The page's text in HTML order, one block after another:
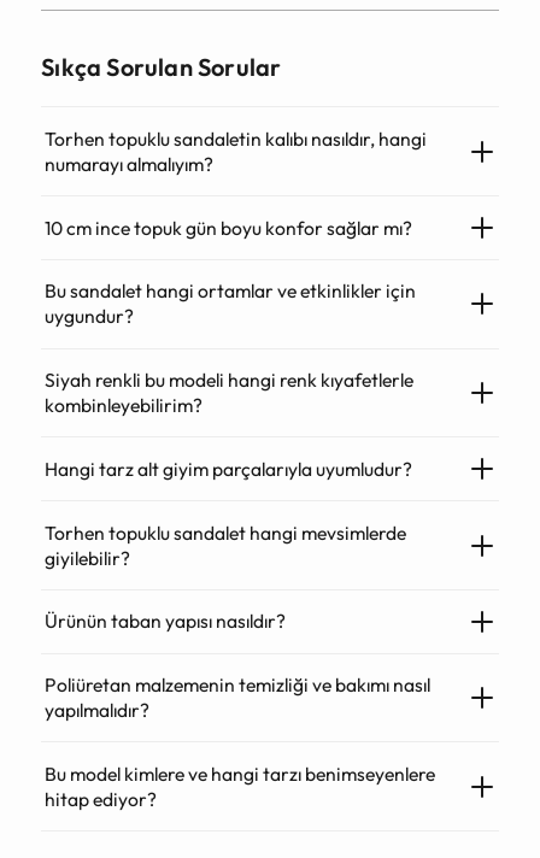
Sıkça Sorulan Sorular
Torhen topuklu sandaletin kalıbı nasıldır, hangi
numarayı almalıyım?
10 cm ince topuk gün boyu konfor sağlar mı?
Bu sandalet hangi ortamlar ve etkinlikler için
uygundur?
Siyah renkli bu modeli hangi renk kıyafetlerle
kombinleyebilirim?
Hangi tarz alt giyim parçalarıyla uyumludur?
Torhen topuklu sandalet hangi mevsimlerde
giyilebilir?
Ürünün taban yapısı nasıldır?
Poliüretan malzemenin temizliği ve bakımı nasıl
yapılmalıdır?
Bu model kimlere ve hangi tarzı benimseyenlere
hitap ediyor?